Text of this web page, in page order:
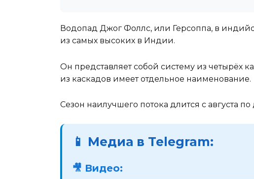
Водопад Джог Фоллс, или Герсоппа, в
из самых высоких в Индии.
Он представляет собой систему из четырёх
из каскадов имеет отдельное наименование.
Сезон наилучшего потока длится с августа по
📱 Медиа в Telegram:
🎥 Видео: